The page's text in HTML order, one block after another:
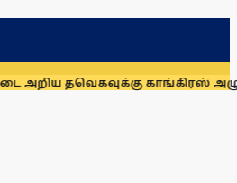
காங்கிரஸ் அழுத்தம்: